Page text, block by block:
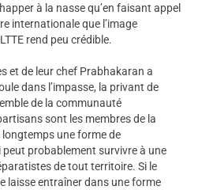
à la nasse qu’en faisant appel
internationale que l’image
rend peu crédible.
et de leur chef Prabhakaran a
dans l’impasse, la privant de
de la communauté
sont les membres de la
une forme de
probablement survivre à une
de tout territoire. Si le
laisse entraîner dans une forme